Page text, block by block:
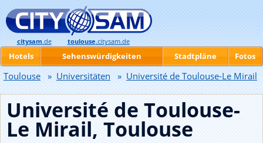
Université de Toulouse-
Le Mirail, Toulouse
citysam.de toulouse.citysam.de
Hotels Sehenswürdigkeiten Stadtpläne Fotos
Toulouse » Universitäten » Université de Toulouse-Le Mirail